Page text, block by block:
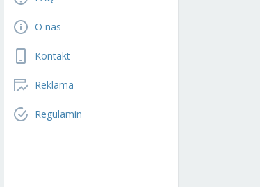
O nas
Kontakt
Reklama
Regulamin